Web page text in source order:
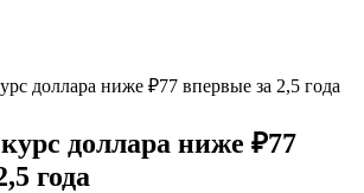
доллара ниже ₽77 впервые за 2,5 года
доллара ниже ₽77
года